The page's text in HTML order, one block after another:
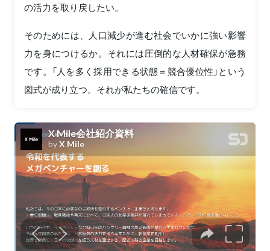
の活力を取り戻したい。
そのためには、人口減少が進む社会でいかに強い影響
力を身につけるか。それには圧倒的な人材確保が急務
です。「人を多く採用できる状態＝競合優位性」という
図式が成り立つ。それが私たちの確信です。